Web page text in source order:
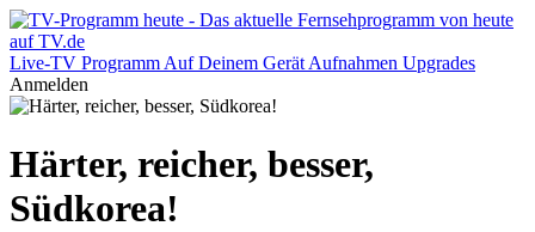
Live-TV Programm Auf Deinem Gerät Aufnahmen Upgrades
Anmelden
Härter, reicher, besser,
Südkorea!